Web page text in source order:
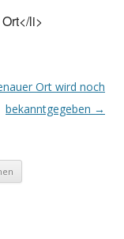
li>
Ort wird noch
bekanntgegeben →